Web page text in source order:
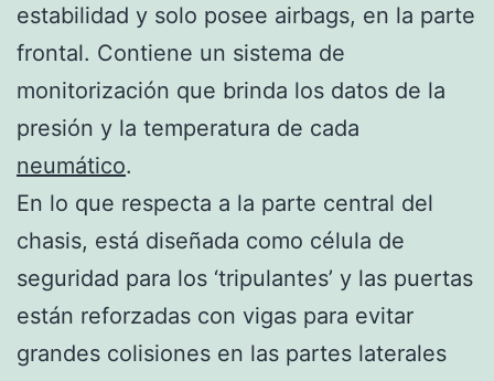
estabilidad y solo posee airbags, en la parte
frontal. Contiene un sistema de
monitorización que brinda los datos de la
presión y la temperatura de cada
neumático.
En lo que respecta a la parte central del
chasis, está diseñada como célula de
seguridad para los ‘tripulantes’ y las puertas
están reforzadas con vigas para evitar
grandes colisiones en las partes laterales